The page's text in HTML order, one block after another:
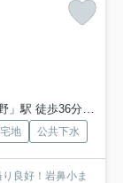
」駅 徒歩36分
地 公共下水
良好！岩鼻小ま